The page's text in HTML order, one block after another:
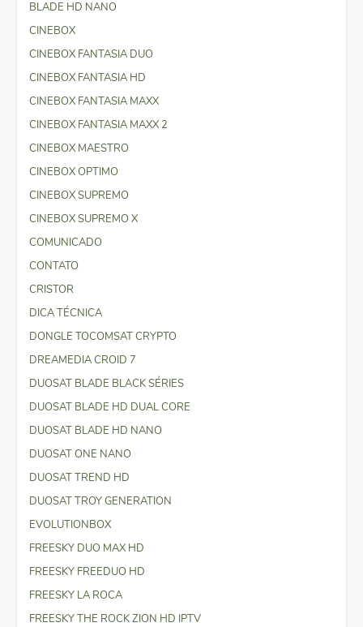
BLADE HD NANO
CINEBOX
CINEBOX FANTASIA DUO
CINEBOX FANTASIA HD
CINEBOX FANTASIA MAXX
CINEBOX FANTASIA MAXX 2
CINEBOX MAESTRO
CINEBOX OPTIMO
CINEBOX SUPREMO
CINEBOX SUPREMO X
COMUNICADO
CONTATO
CRISTOR
DICA TÉCNICA
DONGLE TOCOMSAT CRYPTO
DREAMEDIA CROID 7
DUOSAT BLADE BLACK SÉRIES
DUOSAT BLADE HD DUAL CORE
DUOSAT BLADE HD NANO
DUOSAT ONE NANO
DUOSAT TREND HD
DUOSAT TROY GENERATION
EVOLUTIONBOX
FREESKY DUO MAX HD
FREESKY FREEDUO HD
FREESKY LA ROCA
FREESKY THE ROCK ZION HD IPTV